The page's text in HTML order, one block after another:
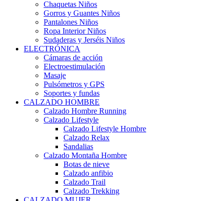
Chaquetas Niños
Gorros y Guantes Niños
Pantalones Niños
Ropa Interior Niños
Sudaderas y Jerséis Niños
ELECTRÓNICA
Cámaras de acción
Electroestimulación
Masaje
Pulsómetros y GPS
Soportes y fundas
CALZADO HOMBRE
Calzado Hombre Running
Calzado Lifestyle
Calzado Lifestyle Hombre
Calzado Relax
Sandalias
Calzado Montaña Hombre
Botas de nieve
Calzado anfibio
Calzado Trail
Calzado Trekking